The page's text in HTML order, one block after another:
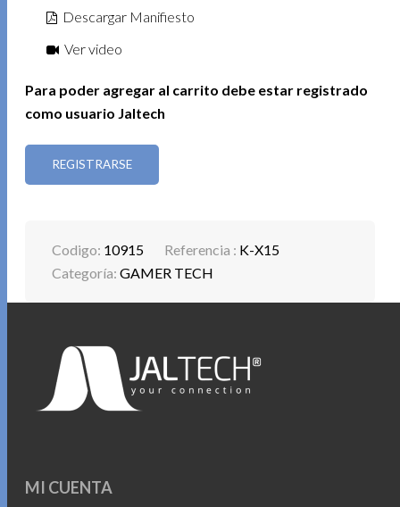
Descargar Manifiesto
Ver video
Para poder agregar al carrito debe estar registrado
como usuario Jaltech
REGISTRARSE
Codigo: 10915 Referencia : K-X15
Categoría:GAMER TECH
MI CUENTA